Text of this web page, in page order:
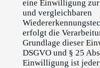
eine Einwilligung
und vergleichbaren
erfolgt die
Grundlage dieser
DSGVO und § 25
Einwilligung ist